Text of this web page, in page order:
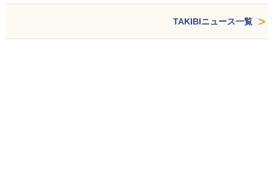
TAKIBIニュース一覧